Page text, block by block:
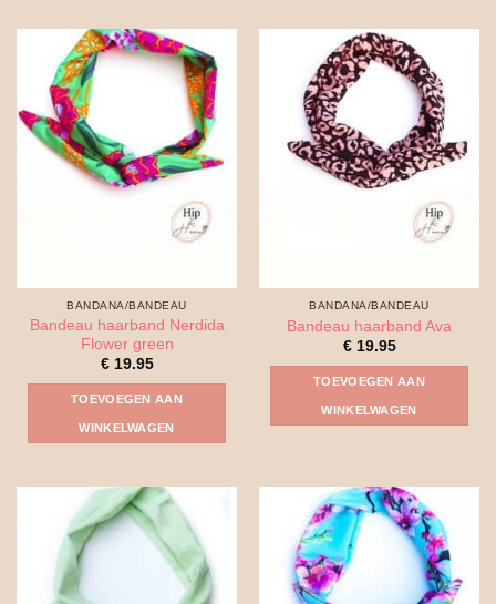
meerdere
variaties.
gekozen
worden
productpagina
BANDANA/BANDEAU
Bandeau haarband Nerdida
Flower green
€19.95
TOEVOEGEN AAN
WINKELWAGEN
BANDANA/BANDEAU
Bandeau haarband Ava
€19.95
TOEVOEGEN AAN
WINKELWAGEN